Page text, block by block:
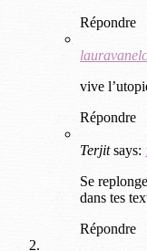
Répondre
vive
Répondre
Terjit says:
Se
dans tes
Répondre